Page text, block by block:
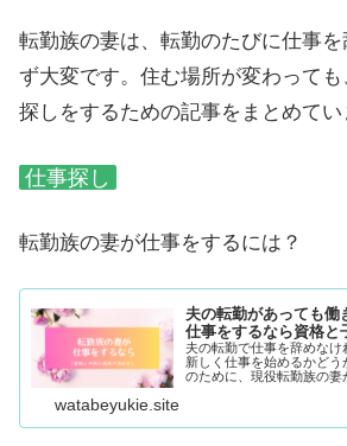
転勤族の妻は、転勤のたびに仕事
ず大変です。住む場所が変わって
探しをするための記事をまとめてい
仕事探し
転勤族の妻が仕事をするには？
夫の転勤があっても働
仕事をするなら資格と
夫の転勤で仕事を辞めな
新しく仕事を始めるかど
のために、現役転勤族の妻
を辞めるのは妻…？ 男女
watabeyukie.site